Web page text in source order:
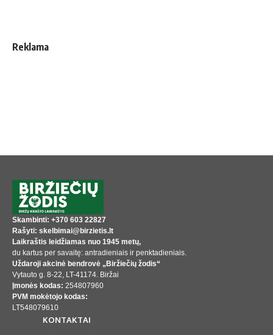
Reklama
Skambinti: +370 603 22827
Rašyti: skelbimai@birzietis.lt
Laikraštis leidžiamas nuo 1945 metų,
du kartus per savaitę: antradieniais ir penktadieniais.
Uždaroji akcinė bendrovė „Biržiečių žodis“
Vytauto g. 8-22, LT-41174. Biržai
Įmonės kodas: 254807960
PVM mokėtojo kodas:
LT548079610
KONTAKTAI